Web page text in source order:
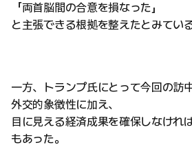
「両首脳間の合意を損なった」
と主張できる根拠を整えたとみている
一方、トランプ氏にとって今回の訪中
外交的象徴性に加え、
目に見える経済成果を確保しなけれ
もあった。